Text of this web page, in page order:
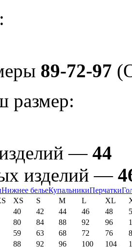
89-72-97
размер:
— 44
изделий —
Нижнее бельеКупальникиПерчатки
XS S M L XL
40 42 44 46 48
80 84 88 92 96
59 63 68 72 76
88 92 96 100 104